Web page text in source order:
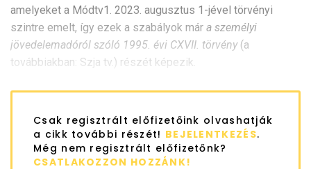
amelyeket a Módtv1. 2023. augusztus 1-jével törvényi
szintre emelt, így ezek a szabályok már a személyi
jövedelemadóról szóló 1995. évi CXVII. törvény(a
továbbiakban: Szja tv.) részét képezik.
Csak regisztrált előfizetőink olvashatják
a cikk további részét! BEJELENTKEZÉS.
Még nem regisztrált előfizetőnk?
CSATLAKOZZON HOZZÁNK!